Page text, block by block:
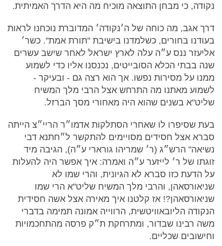
נקודה, כי מבחן התוצאה מוכיח מה היא הדרך האמיתית.
דרך אגב, מה כוחה של ה׳נקודה׳ המדוברת נוכחנו לראות
בעודנו בחורים, כשלמדנו בישיבת "תורת אמת". כשר׳
אליעזר ננס ע״ה עלה לארץ ישראל לאחר שישב עשרים
שנה בבתי הכלא הסובייטים, נכנסנו אליו כדי לשמוע
ממנו על מסירות נפשו. אך הוא רצה גם - ובעיקר -
לשמוע מאתנו מה התרחש אצל הרבי מלך המשיח
שליט"א בשנים שהוא היה מאחורי מסך הברזל.
בעת שסיפרו לו שאחרי הסתלקות אדמו״ר הריי״צ הייתה
סברא אצל חסידים מסויימים להתקשר ל״חתנא דבי
נשיאה" הרש״ג (ר׳ שמריהו גורארי ע״ה), הגיבה מיד
זוגתו של ר׳ לייזער ע״ה ואמרה: איך אפשר היה להעלות
על הדעת כזו סברא לא הגיונית, והרי שמו לא
שניאורסאהן, והרבי מלך המשיח שליט"א הרי שמו
שניאורסאהן?! אז קלטנו איך מאירה אצל אשה חסידית
הנקודה הליובאוויטשית, הרווייה אמונה תמימה בדברי
משה רבינו שבדור, ומתרחקת ת״ק פרסה מהתחכמויות
וחישובים שכליים.